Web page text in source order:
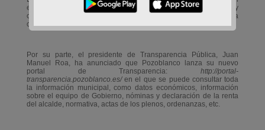
esfuerzo por parte del equipo de Gobierno, funcionarios y
ciudadanía para que el Ayuntamiento haya logrado colocarse a la
cabeza de la transparencia en España.
Por su parte, el presidente de Transparencia Pública, Juan
Manuel Roa, ha anunciado que Pozoblanco lanza su nuevo
portal de Transparencia:http://portal-
transparencia.pozoblanco.es/en el que se puede consultar toda
la información municipal, como datos económicos, información
sobre el equipo de Gobierno, nóminas y declaración de la renta
del alcalde, normativa, actas de los plenos, ordenanzas, etc.